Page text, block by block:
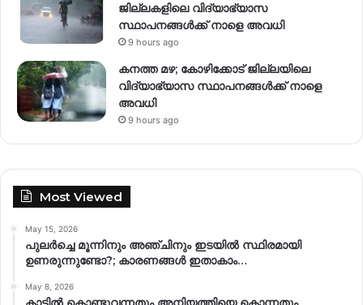
ജില്ലകളിലെ വിദ്യാഭ്യാസ
സ്ഥാപനങ്ങൾക്ക് നാളെ അവധി
9 hours ago
കനത്ത മഴ; കോഴിക്കോട് ജില്ലയിലെ
വിദ്യാഭ്യാസ സ്ഥാപനങ്ങൾക്ക് നാളെ
അവധി
9 hours ago
Most Viewed
May 15, 2026
പുലർച്ചെ മൂന്നിനും അഞ്ചിനും ഇടയിൽ സ്ഥിരമായി
ഉണരുന്നുണ്ടോ?; കാരണങ്ങള്‍ ഇതാകാം…
May 8, 2026